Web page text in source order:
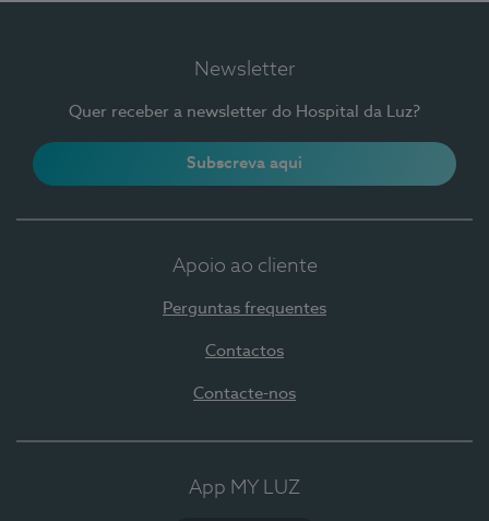
Newsletter
Quer receber a newsletter do Hospital da Luz?
Subscreva aqui
Apoio ao cliente
Perguntas frequentes
Contactos
Contacte-nos
App MY LUZ